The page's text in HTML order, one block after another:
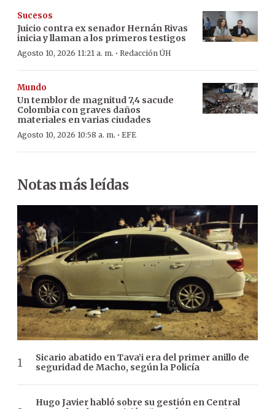
Sucesos
Juicio contra ex senador Hernán Rivas
inicia y llaman a los primeros testigos
Agosto 10, 2026 11:21 a. m. · Redacción ÚH
Mundo
Un temblor de magnitud 7,4 sacude
Colombia con graves daños
materiales en varias ciudades
Agosto 10, 2026 10:58 a. m. · EFE
Notas más leídas
Sicario abatido en Tava’i era del primer anillo de
seguridad de Macho, según la Policía
Hugo Javier habló sobre su gestión en Central